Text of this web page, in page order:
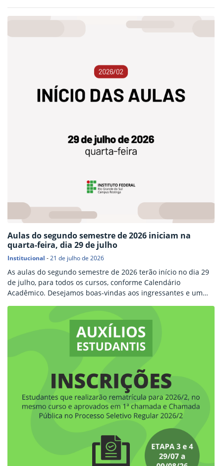
Aulas do segundo semestre de 2026 iniciam na
quarta-feira, dia 29 de julho
Institucional -21 de julho de 2026
As aulas do segundo semestre de 2026 terão início no dia 29
de julho, para todos os cursos, conforme Calendário
Acadêmico. Desejamos boas-vindas aos ingressantes e um
Estudante Localizado no menu à esquerda do site do campus.
É possível encontrar várias informações, como…